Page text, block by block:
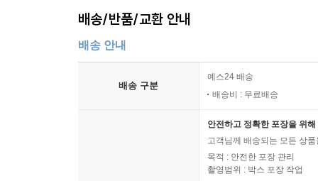
배송/반품/교환 안내
배송 안내
배송 구분
예스24 배송
배송비 : 무료배송
안전하고 정확한 포장을 위
고객님께 배송되는 모든 상
목적 : 안전한 포장 관리
촬영범위 : 박스 포장 작업